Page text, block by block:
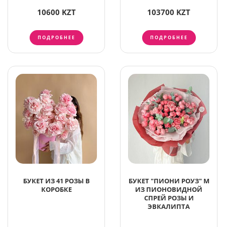
10600 KZT
ПОДРОБНЕЕ
103700 KZT
ПОДРОБНЕЕ
БУКЕТ ИЗ 41 РОЗЫ В
КОРОБКЕ
БУКЕТ "ПИОНИ РОУЗ" M
ИЗ ПИОНОВИДНОЙ
СПРЕЙ РОЗЫ И
ЭВКАЛИПТА